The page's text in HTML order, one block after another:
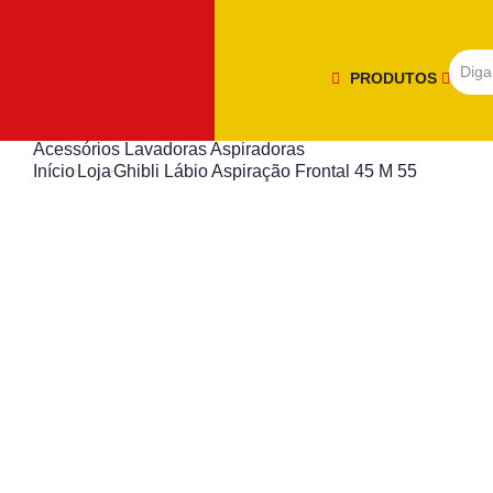
PRODUTOS
Acessórios Lavadoras Aspiradoras
Início LojaGhibli Lábio Aspiração Frontal 45 M 55